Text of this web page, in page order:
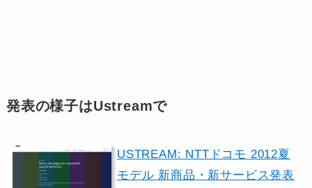
発表の様子はUstreamで
USTREAM: NTTドコモ 2012夏
モデル 新商品・新サービス発表